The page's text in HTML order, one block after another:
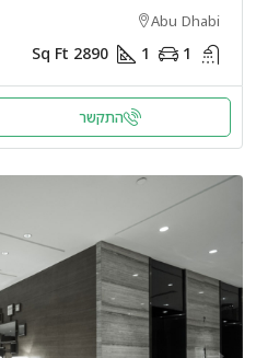
Abu Dhabi
1
1
2890
Sq Ft
התקשר